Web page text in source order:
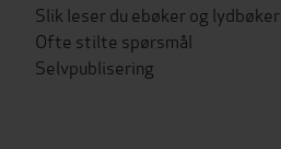
Slik leser du ebøker og lydbøker
Ofte stilte spørsmål
Selvpublisering